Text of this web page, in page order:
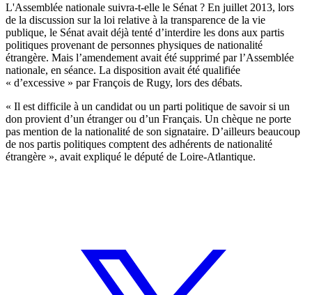
L'Assemblée nationale suivra-t-elle le Sénat ? En juillet 2013, lors
de la discussion sur la loi relative à la transparence de la vie
publique, le Sénat avait déjà tenté d’interdire les dons aux partis
politiques provenant de personnes physiques de nationalité
étrangère. Mais l’amendement avait été supprimé par l’Assemblée
nationale, en séance. La disposition avait été qualifiée
« d’excessive » par François de Rugy, lors des débats.
« Il est difficile à un candidat ou un parti politique de savoir si un
don provient d’un étranger ou d’un Français. Un chèque ne porte
pas mention de la nationalité de son signataire. D’ailleurs beaucoup
de nos partis politiques comptent des adhérents de nationalité
étrangère », avait expliqué le député de Loire-Atlantique.